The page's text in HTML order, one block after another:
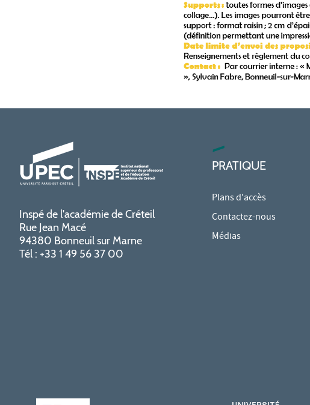
Inspé de l'académie de Créteil
Rue Jean Macé
94380 Bonneuil sur Marne
Tél : +33 1 49 56 37 00
PRATIQUE
Plans d'accès
Contactez-nous
Médias